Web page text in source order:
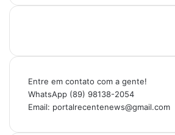
Entre em contato com a gente!
WhatsApp (89) 98138-2054
Email: portalrecentenews@gmail.com